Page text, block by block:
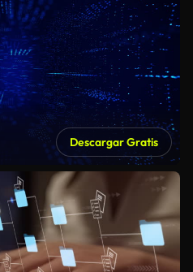
Descargar Gratis